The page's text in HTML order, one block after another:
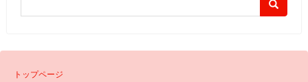
トップページ